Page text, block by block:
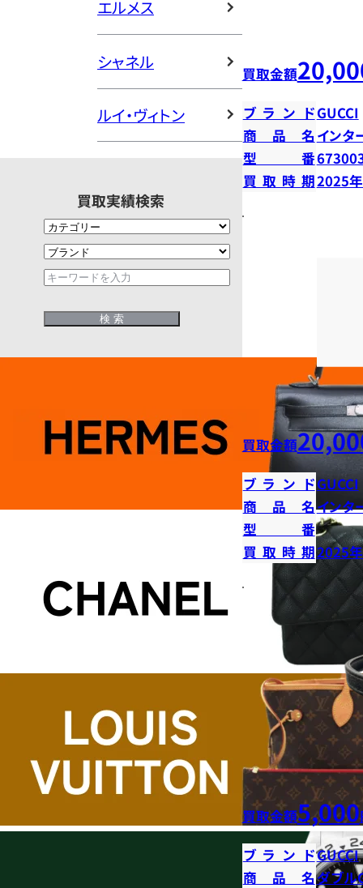
エルメス
シャネル
ルイ・ヴィトン
買取実績検索
買取金額
ブランドGUCCI
商品名 インタ
型番
買取時期2025
買取金額
ブランドGUCCI
商品名インタ
型番
買取時期2025
買取金額5,000
ブランドGUCCI
商品名ダブル